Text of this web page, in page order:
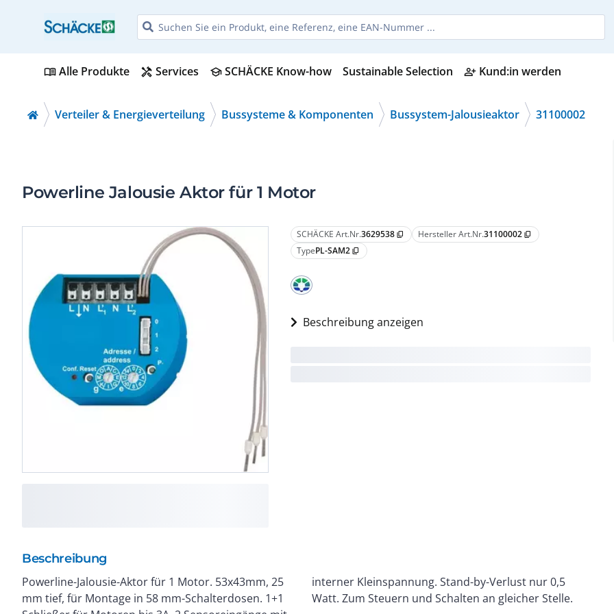
menu_bookAlle Produkte handyman Services schoolSCHÄCKE Know-how Sustainable Selection person_add_alt Kund:in werden
Verteiler & Energieverteilung Bussysteme & Komponenten Bussystem-Jalousieaktor 31100002
Powerline Jalousie Aktor für 1 Motor
SCHÄCKE Art.Nr.3629538 content_copy Hersteller Art.Nr.31100002 content_copy
TypePL-SAM2 content_copy
Beschreibung anzeigen
Beschreibung
Powerline-Jalousie-Aktor für 1 Motor. 53x43mm, 25
mm tief, für Montage in 58 mm-Schalterdosen. 1+1
interner Kleinspannung. Stand-by-Verlust nur 0,5
Watt. Zum Steuern und Schalten an gleicher Stelle.